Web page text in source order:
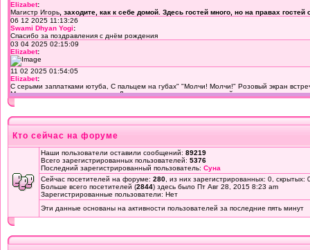
Кто сейчас на форуме
Наши пользователи оставили сообщений: 89219
Всего зарегистрированных пользователей: 5376
Последний зарегистрированный пользователь: Суна
Сейчас посетителей на форуме: 280 , из них зарегистрированных: 0,
Больше всего посетителей (2844) здесь было Пт Авг 28, 2015 8:23 am
Зарегистрированные пользователи: Нет
Эти данные основаны на активности пользователей за последние пять минут